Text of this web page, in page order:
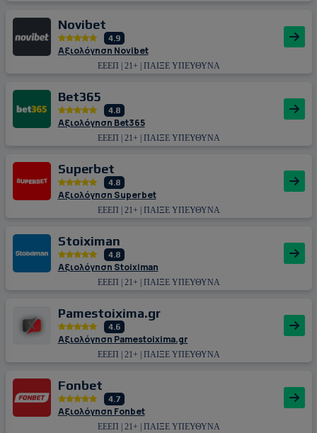
Novibet
4.9
Αξιολόγηση Novibet
ΕΕΕΠ | 21+ | ΠΑΙΞΕ ΥΠΕΥΘΥΝΑ
Bet365
4.8
Αξιολόγηση Bet365
ΕΕΕΠ | 21+ | ΠΑΙΞΕ ΥΠΕΥΘΥΝΑ
Superbet
4.8
Αξιολόγηση Superbet
ΕΕΕΠ | 21+ | ΠΑΙΞΕ ΥΠΕΥΘΥΝΑ
Stoiximan
4.8
Αξιολόγηση Stoiximan
ΕΕΕΠ | 21+ | ΠΑΙΞΕ ΥΠΕΥΘΥΝΑ
Pamestoixima.gr
4.6
Αξιολόγηση Pamestoixima.gr
ΕΕΕΠ | 21+ | ΠΑΙΞΕ ΥΠΕΥΘΥΝΑ
Fonbet
4.7
Αξιολόγηση Fonbet
ΕΕΕΠ | 21+ | ΠΑΙΞΕ ΥΠΕΥΘΥΝΑ